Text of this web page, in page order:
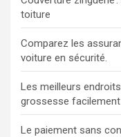
toiture
Comparez les
voiture en sécurité.
Les meilleurs
grossesse facilement
Le paiement sans